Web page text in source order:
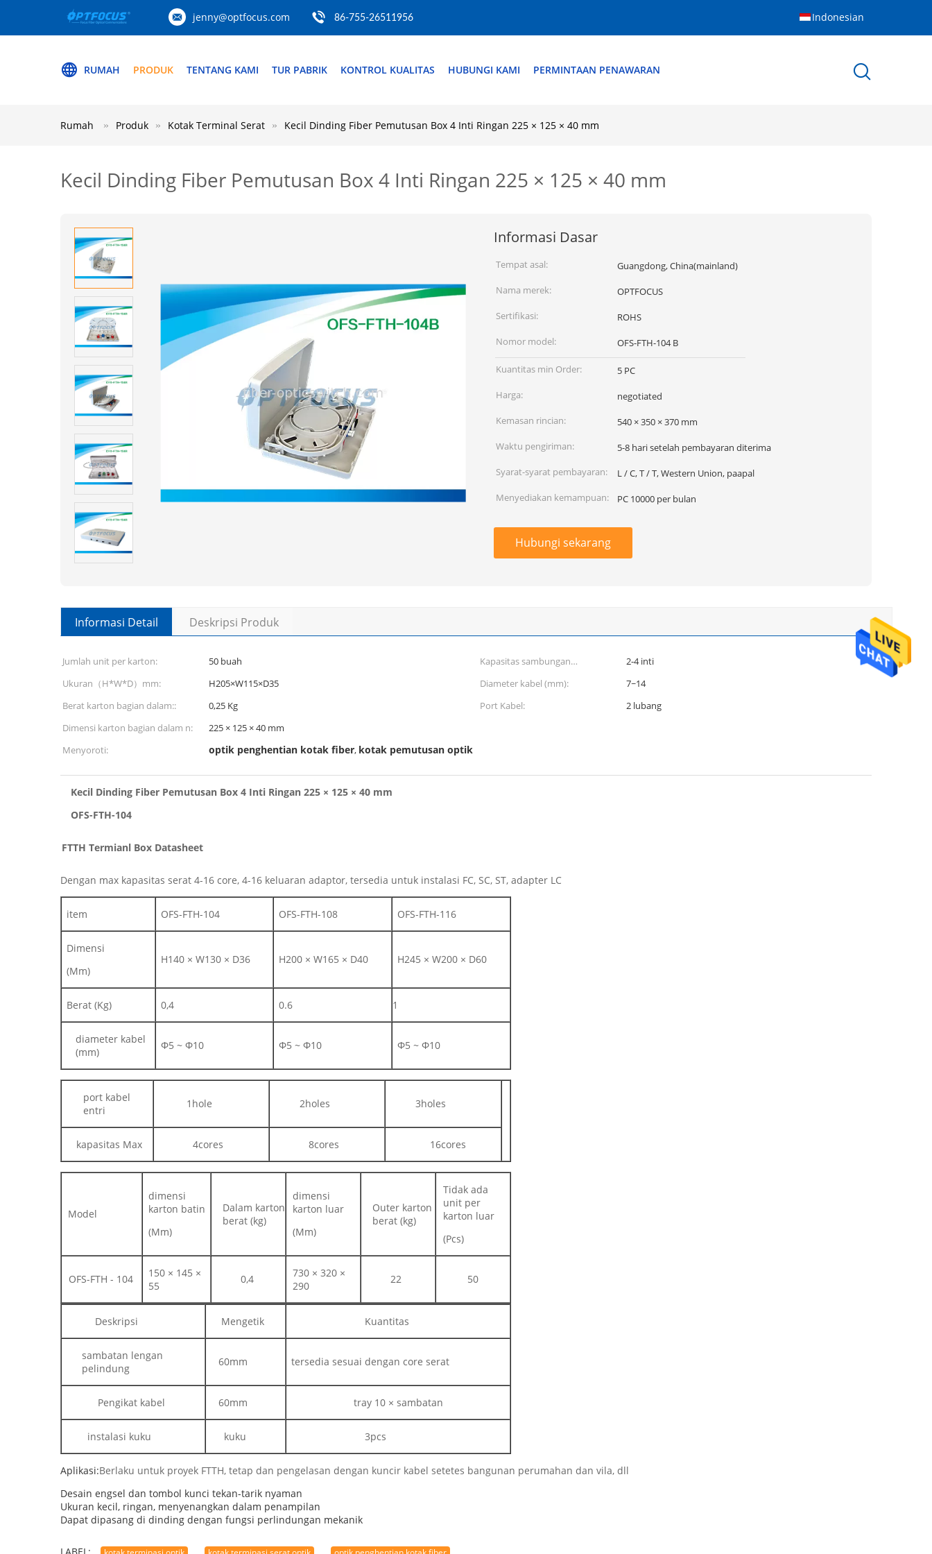
jenny@optfocus.com 86-755-26511956 Indonesian
RUMAH PRODUK TENTANG KAMI TUR PABRIK KONTROL KUALITAS HUBUNGI KAMI PERMINTAAN PENAWARAN
Rumah Produk Kotak Terminal Serat Kecil Dinding Fiber Pemutusan Box 4 Inti Ringan 225 × 125 × 40 mm
Kecil Dinding Fiber Pemutusan Box 4 Inti Ringan 225 × 125 × 40 mm
Informasi Dasar
Tempat asal:
Guangdong, China(mainland)
Nama merek:
OPTFOCUS
Sertifikasi:
ROHS
Nomor model:
OFS-FTH-104 B
Kuantitas min Order:
5 PC
Harga:
negotiated
Kemasan rincian:
540 × 350 × 370 mm
Waktu pengiriman:
5-8 hari setelah pembayaran diterima
Syarat-syarat pembayaran:
L / C, T / T, Western Union, paapal
Menyediakan kemampuan:
PC 10000 per bulan
Hubungi sekarang
Informasi Detail Deskripsi Produk
Jumlah unit per karton: 50 buah
Kapasitas sambungan
maksimum:
2-4 inti
Ukuran（H*W*D）mm:
H205×W115×D35 Diameter kabel (mm):
7~14
Berat karton bagian dalam::
0,25 Kg Port Kabel:
2 lubang
Dimensi karton bagian dalam n:
225 × 125 × 40 mm
Menyoroti:
optik penghentian kotak fiber, kotak pemutusan optik
Kecil Dinding Fiber Pemutusan Box 4 Inti Ringan 225 × 125 × 40 mm
OFS-FTH-104
FTTH Termianl Box Datasheet
Dengan max kapasitas serat 4-16 core, 4-16 keluaran adaptor, tersedia untuk instalasi FC, SC, ST, adapter LC
item OFS-FTH-104 OFS-FTH-108 OFS-FTH-116
Dimensi
(Mm)
H140 × W130 × D36 H200 × W165 × D40 H245 × W200 × D60
Berat (Kg) 0,4 0.6 1
diameter kabel
(mm)
Φ5 ~ Φ10 Φ5 ~ Φ10 Φ5 ~ Φ10
port kabel
entri
1hole 2holes 3holes
kapasitas Max 4cores 8cores 16cores
Model
dimensi
karton batin
(Mm)
Dalam karton
berat (kg)
dimensi
karton luar
(Mm)
Outer karton
berat (kg)
Tidak ada
unit per
karton luar
(Pcs)
OFS-FTH - 104
150 × 145 ×
55
0,4
730 × 320 ×
290
22 50
Deskripsi Mengetik Kuantitas
sambatan lengan
pelindung
60mm tersedia sesuai dengan core serat
Pengikat kabel 60mm tray 10 × sambatan
instalasi kuku kuku 3pcs
Aplikasi:Berlaku untuk proyek FTTH, tetap dan pengelasan dengan kuncir kabel setetes bangunan perumahan dan vila, dll
Desain engsel dan tombol kunci tekan-tarik nyaman
Ukuran kecil, ringan, menyenangkan dalam penampilan
Dapat dipasang di dinding dengan fungsi perlindungan mekanik